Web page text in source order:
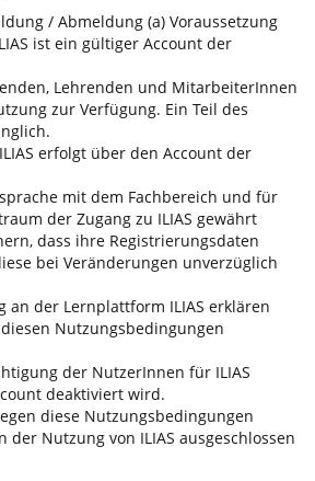
/ Abmeldung (a) Voraussetzung
ist ein gültiger Account der
Lehrenden und MitarbeiterInnen
zur Verfügung. Ein Teil des
erfolgt über den Account der
mit dem Fachbereich und für
der Zugang zu ILIAS gewährt
dass ihre Registrierungsdaten
bei Veränderungen unverzüglich
an der Lernplattform ILIAS erklären
Nutzungsbedingungen
der NutzerInnen für ILIAS
deaktiviert wird.
diese Nutzungsbedingungen
der Nutzung von ILIAS ausgeschlossen